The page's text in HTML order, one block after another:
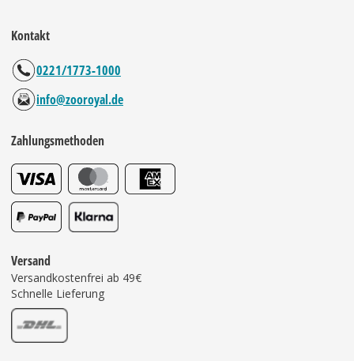
Kontakt
0221/1773-1000
info@zooroyal.de
Zahlungsmethoden
Versand
Versandkostenfrei ab 49€
Schnelle Lieferung